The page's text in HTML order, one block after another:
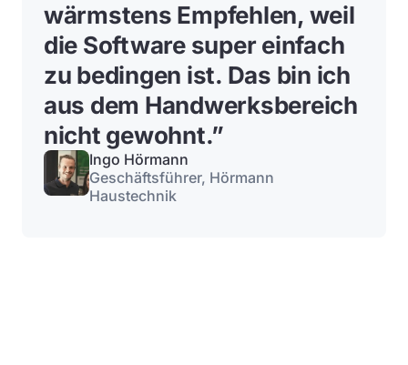
wärmstens Empfehlen, weil
die Software super einfach
zu bedingen ist. Das bin ich
aus dem Handwerksbereich
nicht gewohnt.”
Ingo Hörmann
Geschäftsführer, Hörmann
Haustechnik